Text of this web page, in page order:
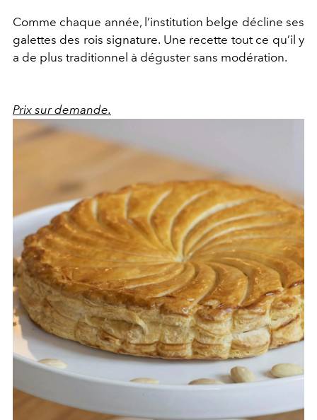
Comme chaque année, l’institution belge décline ses
galettes des rois signature. Une recette tout ce qu’il y
a de plus traditionnel à déguster sans modération.
Prix sur demande.